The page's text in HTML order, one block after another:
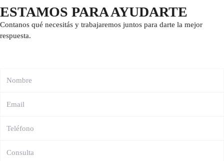
ESTAMOS PARA AYUDARTE
Contanos qué necesitás y trabajaremos juntos para darte la mejor
respuesta.